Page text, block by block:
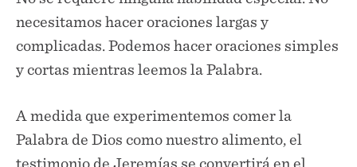
necesitamos hacer oraciones largas y
complicadas. Podemos hacer oraciones simples
y cortas mientras leemos la Palabra.
A medida que experimentemos comer la
Palabra de Dios como nuestro alimento, el
testimonio de Jeremías se convertirá en el